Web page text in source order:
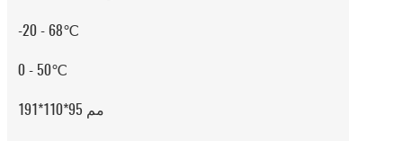
-20 - 68℃
0 - 50℃
191*110*95 مم